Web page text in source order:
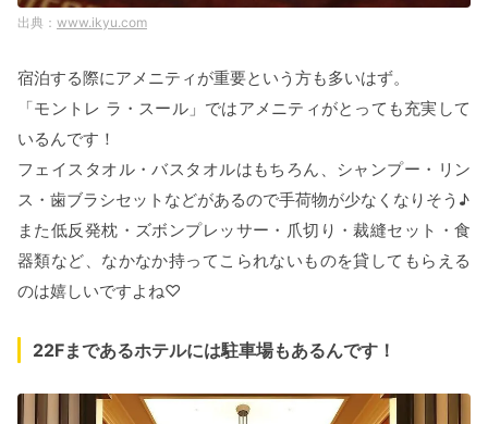
www.ikyu.com
宿泊する際にアメニティが重要という方も多いはず。
「モントレ ラ・スール」ではアメニティがとっても充実して
いるんです！
フェイスタオル・バスタオルはもちろん、シャンプー・リン
ス・歯ブラシセットなどがあるので手荷物が少なくなりそう♪
また低反発枕・ズボンプレッサー・爪切り・裁縫セット・食
器類など、なかなか持ってこられないものを貸してもらえる
のは嬉しいですよね♡
22Fまであるホテルには駐車場もあるんです！